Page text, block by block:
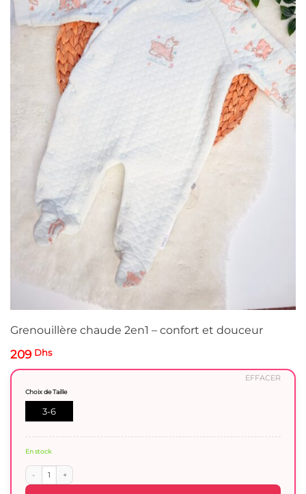
Grenouillère chaude 2en1 – confort et douceur
209 Dhs
Choix de Taille
3-6
EFFACER
En stock
quantité de Grenouillère chaude 2en1 - confort et douceur